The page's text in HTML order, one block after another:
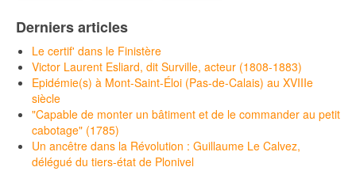
Derniers articles
Le certif' dans le Finistère
Victor Laurent Esliard, dit Surville, acteur (1808-1883)
Epidémie(s) à Mont-Saint-Éloi (Pas-de-Calais) au XVIIIe
siècle
"Capable de monter un bâtiment et de le commander au petit
cabotage" (1785)
Un ancêtre dans la Révolution : Guillaume Le Calvez,
délégué du tiers-état de Plonivel